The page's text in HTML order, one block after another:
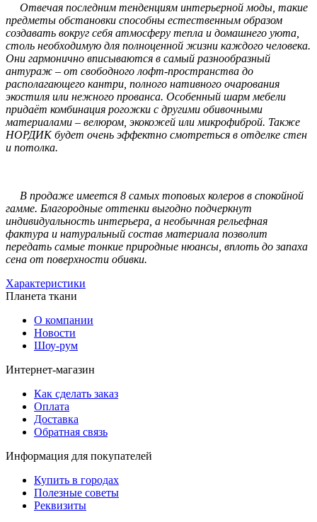
Отвечая последним тенденциям интерьерной моды, такие
предметы обстановки способны естественным образом
создавать вокруг себя атмосферу тепла и домашнего уюта,
столь необходимую для полноценной жизни каждого человека.
Они гармонично вписываются в самый разнообразный
антураж – от свободного лофт-пространства до
располагающего кантри, полного нативного очарования
экостиля или нежного прованса. Особенный шарм мебели
придаёт комбинация рогожки с другими обивочными
материалами – велюром, экокожей или микрофиброй. Также
НОРДИК будет очень эффектно смотреться в отделке стен
и потолка.
В продаже имеется 8 самых топовых колеров в спокойной
гамме. Благородные оттенки выгодно подчеркнут
индивидуальность интерьера, а необычная рельефная
фактура и натуральный состав материала позволит
передать самые тонкие природные нюансы, вплоть до запаха
сена от поверхности обивки.
Характеристики
Планета ткани
О компании
Новости
Шоу-рум
Интернет-магазин
Как сделать заказ
Оплата
Доставка
Обратная связь
Информация для покупателей
Купить в городах
Полезные советы
Реквизиты